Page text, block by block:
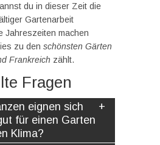
du in dieser Zeit die
Gartenarbeit
Jahreszeiten machen
zu den schönsten Gärten
Frankreich zählt.
Fragen
eignen sich
für einen Garten
Klima?